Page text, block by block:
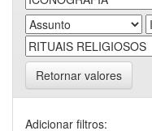
Retornar valores
Adicionar filtros: